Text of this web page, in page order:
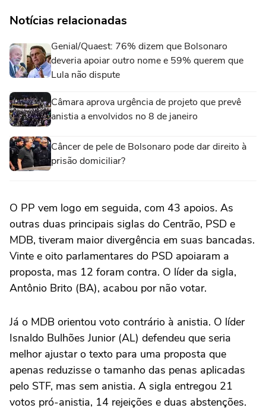
Notícias relacionadas
Genial/Quaest: 76% dizem que Bolsonaro
deveria apoiar outro nome e 59% querem que
Lula não dispute
Câmara aprova urgência de projeto que prevê
anistia a envolvidos no 8 de janeiro
Câncer de pele de Bolsonaro pode dar direito à
prisão domiciliar?
O PP vem logo em seguida, com 43 apoios. As
outras duas principais siglas do Centrão, PSD e
MDB, tiveram maior divergência em suas bancadas.
Vinte e oito parlamentares do PSD apoiaram a
proposta, mas 12 foram contra. O líder da sigla,
Antônio Brito (BA), acabou por não votar.
Já o MDB orientou voto contrário à anistia. O líder
Isnaldo Bulhões Junior (AL) defendeu que seria
melhor ajustar o texto para uma proposta que
apenas reduzisse o tamanho das penas aplicadas
pelo STF, mas sem anistia. A sigla entregou 21
votos pró-anistia, 14 rejeições e duas abstenções.